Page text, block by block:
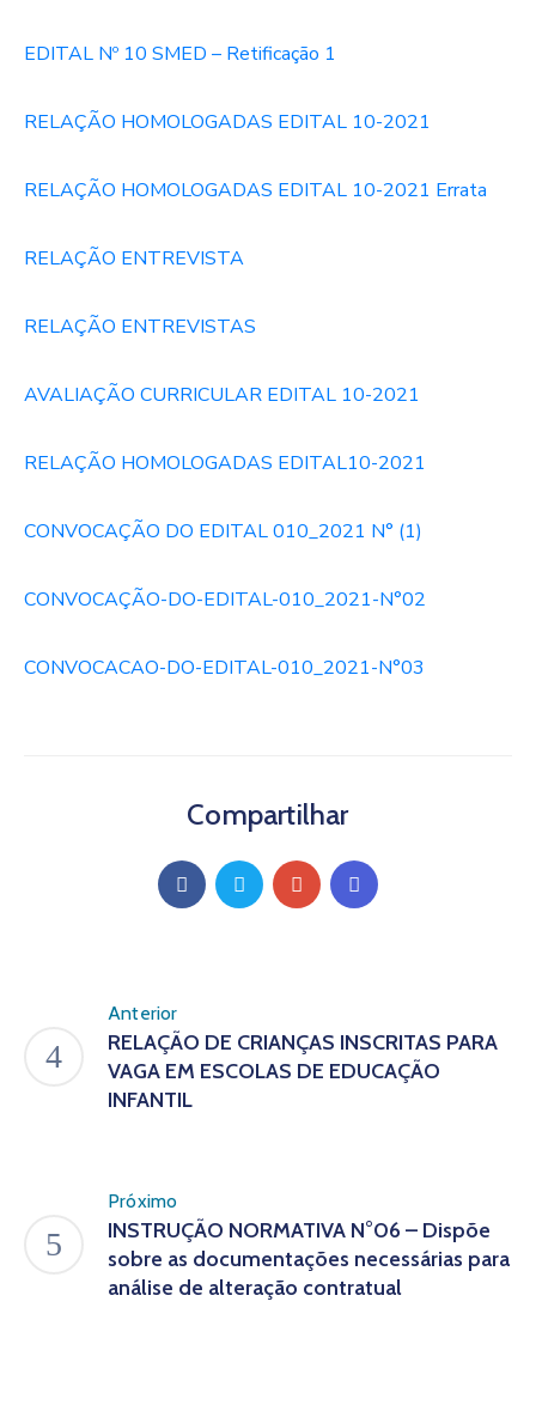
EDITAL Nº 10 SMED – Retificação 1
RELAÇÃO HOMOLOGADAS EDITAL 10-2021
RELAÇÃO HOMOLOGADAS EDITAL 10-2021 Errata
RELAÇÃO ENTREVISTA
RELAÇÃO ENTREVISTAS
AVALIAÇÃO CURRICULAR EDITAL 10-2021
RELAÇÃO HOMOLOGADAS EDITAL10-2021
CONVOCAÇÃO DO EDITAL 010_2021 N° (1)
CONVOCAÇÃO-DO-EDITAL-010_2021-N°02
CONVOCACAO-DO-EDITAL-010_2021-N°03
Compartilhar
Anterior
RELAÇÃO DE CRIANÇAS INSCRITAS PARA
VAGA EM ESCOLAS DE EDUCAÇÃO
INFANTIL
Próximo
INSTRUÇÃO NORMATIVA N°06 – Dispõe
sobre as documentações necessárias para
análise de alteração contratual